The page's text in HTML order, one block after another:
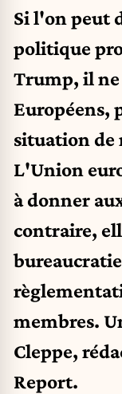
Si l'on peut
politique
Trump, il ne
Européens,
situation de
L'Union
à donner
contraire,
membres.
Cleppe,
Report.